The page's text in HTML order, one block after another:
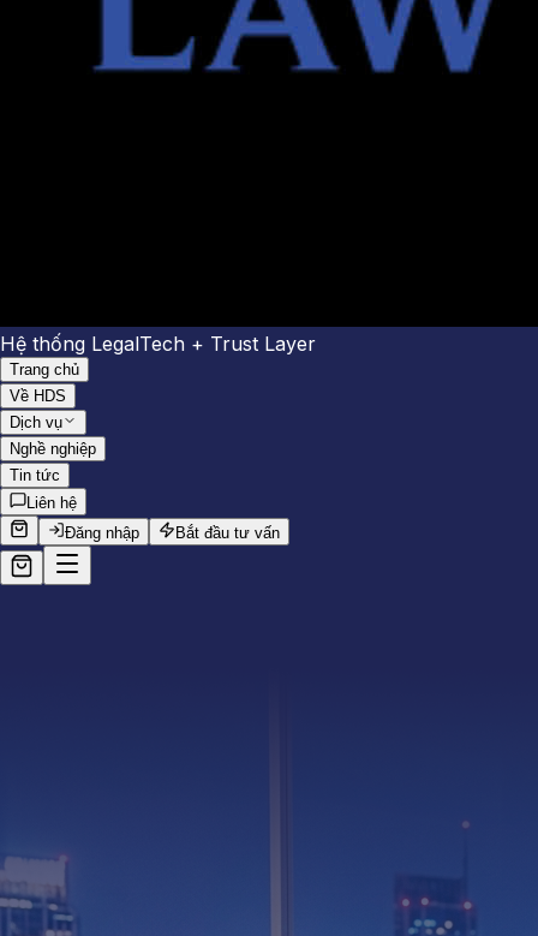
Hệ thống LegalTech + Trust Layer
Trang chủ
Về HDS
Dịch vụ
Nghề nghiệp
Tin tức
Liên hệ
Đăng nhập
Bắt đầu tư vấn